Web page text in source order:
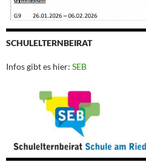
SCHULELTERNBEIRAT
Infos gibt es hier: SEB